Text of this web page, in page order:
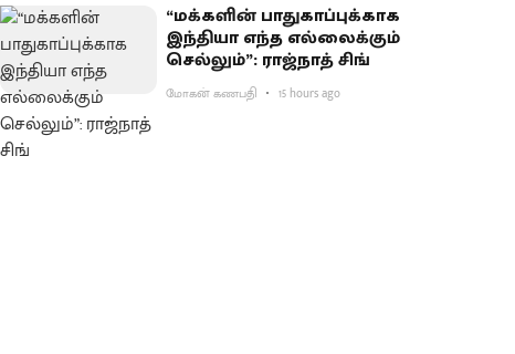
“மக்களின் பாதுகாப்புக்காக
இந்தியா எந்த எல்லைக்கும்
செல்லும்”: ராஜ்நாத் சிங்
மோகன் கணபதி 15 hours ago